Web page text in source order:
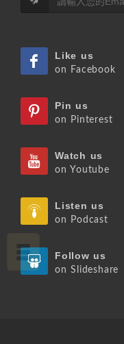
Like us
on Facebook
Pin us
on Pinterest
Watch us
on Youtube
Listen us
on Podcast
Follow us
on Slideshare